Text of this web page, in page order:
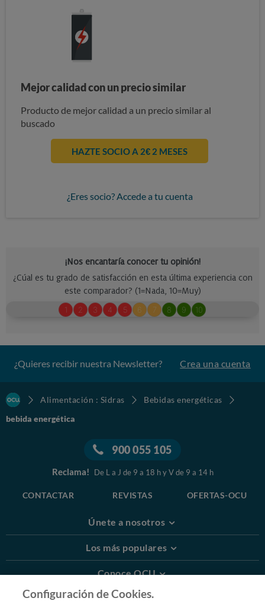
Mejor calidad con un precio similar
Producto de mejor calidad a un precio similar al
buscado
HAZTE SOCIO A 2€ 2 MESES
¿Eres socio? Accede a tu cuenta
¿Quieres recibir nuestra Newsletter? Crea una cuenta
Alimentación : Sidras
Bebidas energéticas
bebida energética
900 055 105
Reclama! De L a J de 9 a 18 h y V de 9 a 14 h
CONTACTAR REVISTAS OFERTAS-OCU
Únete a nosotros
Los más populares
Conoce OCU
Más Información
Configuración de Cookies.